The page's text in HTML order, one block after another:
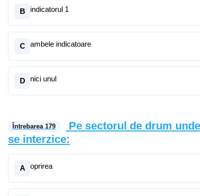
B indicatorul 1
C ambele indicatoare
D nici unul
Întrebarea 179
Pe sectorul de drum
se interzice:
A oprirea